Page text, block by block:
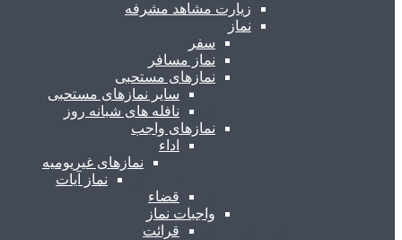
زیارت مشاهد مشرفه
نماز
سفر
نماز مسافر
نمازهای مستحبی
سایر نمازهای مستحبی
نافله های شبانه روز
نمازهای واجب
اداء
نمازهای غیریومیه
نماز آیات
قضاء
واجبات نماز
قرائت